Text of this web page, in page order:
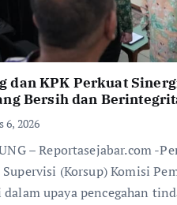
dan KPK Perkuat
Bersih dan
6, 2026
– Reportasejabar.com -
(Korsup) Komisi
upaya pencegahan